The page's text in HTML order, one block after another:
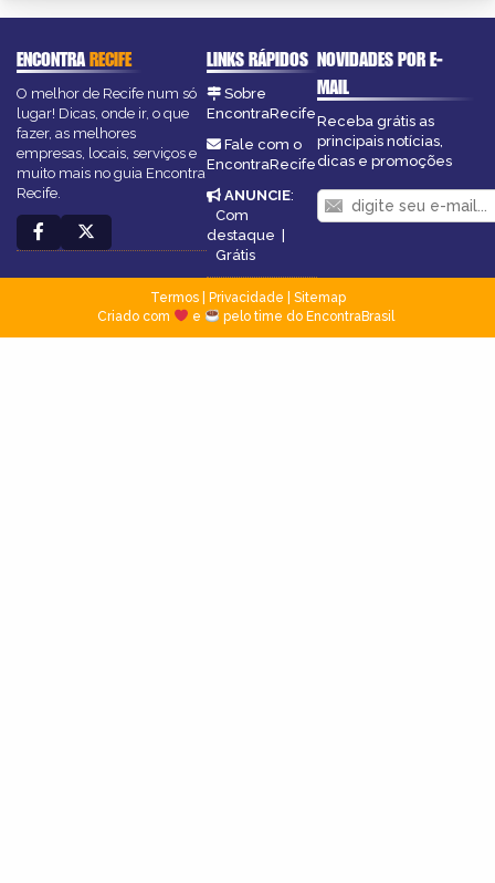
ENCONTRARECIFE
O melhor de Recife num só
lugar! Dicas, onde ir, o que
fazer, as melhores
empresas, locais, serviços e
muito mais no guia Encontra
Recife.
LINKS RÁPIDOS
Sobre
EncontraRecife
Fale com o
EncontraRecife
ANUNCIE:
Com
destaque |
Grátis
NOVIDADES POR E-
MAIL
Receba grátis as
principais notícias,
dicas e promoções
Termos| Privacidade
Sitemap
Criado com
e pelo time do EncontraBrasil